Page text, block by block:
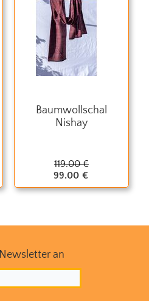
Baumwollschal
Nishay
119.00 €
99.00 €
an